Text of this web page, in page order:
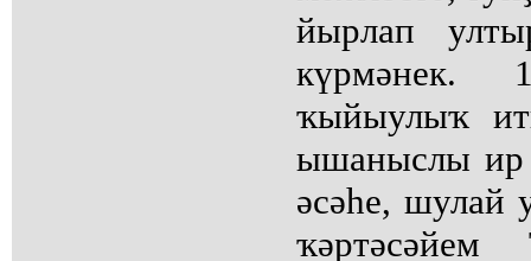
йырлап
күрмәнек.
ҡыйыулыҡ
ышаныслы ир
әсәһе, шулай